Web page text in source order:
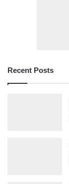
Recent Posts